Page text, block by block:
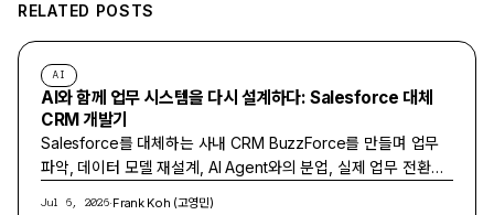
RELATED POSTS
AI
AI와 함께 업무 시스템을 다시 설계하다: Salesforce 대체
CRM 개발기
Salesforce를 대체하는 사내 CRM BuzzForce를 만들며 업무
파악, 데이터 모델 재설계, AI Agent와의 분업, 실제 업무 전환까
지 이어간 과정을 정리합니다.
Jul 6, 2026·Frank Koh (고영민)